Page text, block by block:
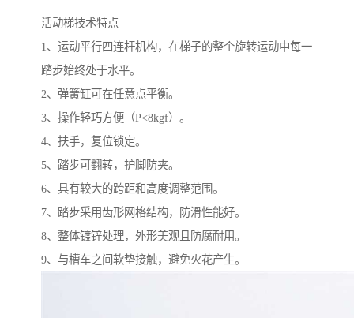
活动梯技术特点
1、运动平行四连杆机构，在梯子的整个旋转运动中每一
踏步始终处于水平。
2、弹簧缸可在任意点平衡。
3、操作轻巧方便（P<8kgf）。
4、扶手，复位锁定。
5、踏步可翻转，护脚防夹。
6、具有较大的跨距和高度调整范围。
7、踏步采用齿形网格结构，防滑性能好。
8、整体镀锌处理，外形美观且防腐耐用。
9、与槽车之间软垫接触，避免火花产生。